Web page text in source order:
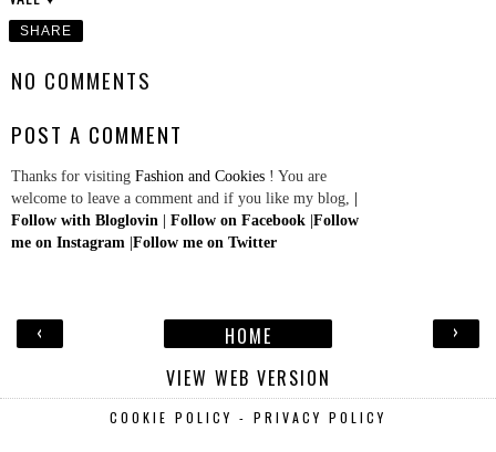
SHARE
NO COMMENTS
POST A COMMENT
Thanks for visiting Fashion and Cookies ! You are
welcome to leave a comment and if you like my blog, |
Follow with Bloglovin | Follow on Facebook |Follow
me on Instagram |Follow me on Twitter
‹ ›
HOME
VIEW WEB VERSION
COOKIE POLICY - PRIVACY POLICY